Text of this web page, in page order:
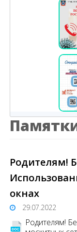
Родителям!
окнах
29.07.2022
Родителям!